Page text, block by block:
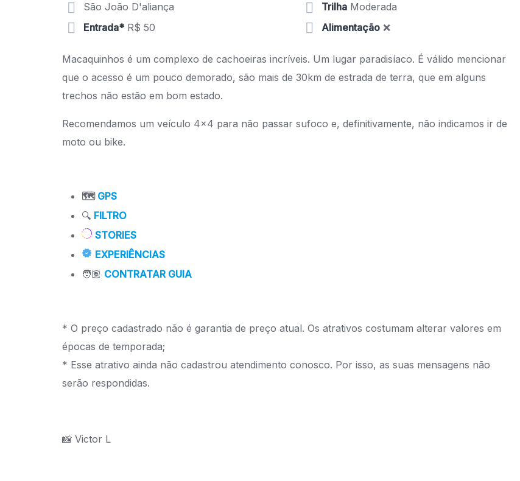
São João D'aliança TrilhaModerada
Entrada* R$ 50 Alimentação❌
Macaquinhos é um complexo de cachoeiras incríveis. Um lugar paradisíaco. É válido mencionar
que o acesso é um pouco demorado, são mais de 30km de estrada de terra, que em alguns
trechos não estão em bom estado.
Recomendamos um veículo 4×4 para não passar sufoco e, definitivamente, não indicamos ir de
moto ou bike.
🗺️ GPS
🔍 FILTRO
STORIES
EXPERIÊNCIAS
🧑🏽 CONTRATAR GUIA
* O preço cadastrado não é garantia de preço atual. Os atrativos costumam alterar valores em
épocas de temporada;
* Esse atrativo ainda não cadastrou atendimento conosco. Por isso, as suas mensagens não
serão respondidas.
📸 Victor L